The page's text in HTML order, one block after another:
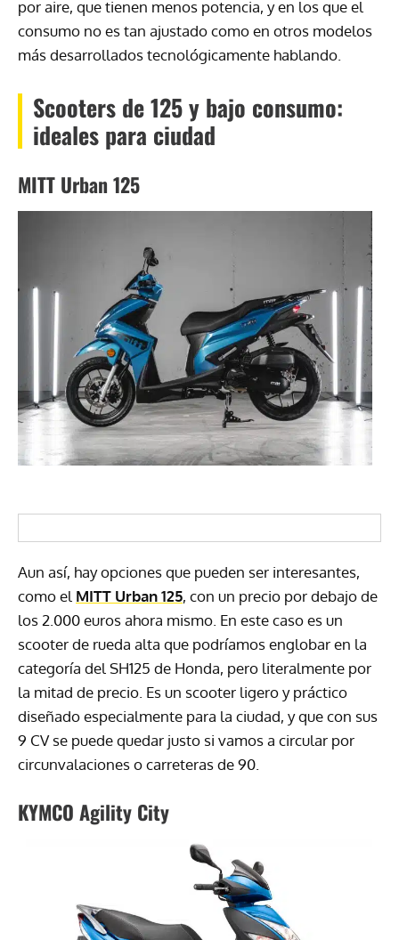
por aire, que tienen menos potencia, y en los que el
consumo no es tan ajustado como en otros modelos
más desarrollados tecnológicamente hablando.
Scooters de 125 y bajo consumo:
ideales para ciudad
MITT Urban 125
Aun así, hay opciones que pueden ser interesantes,
como el MITT Urban 125, con un precio por debajo de
los 2.000 euros ahora mismo. En este caso es un
scooter de rueda alta que podríamos englobar en la
categoría del SH125 de Honda, pero literalmente por
la mitad de precio. Es un scooter ligero y práctico
diseñado especialmente para la ciudad, y que con sus
9 CV se puede quedar justo si vamos a circular por
circunvalaciones o carreteras de 90.
KYMCO Agility City